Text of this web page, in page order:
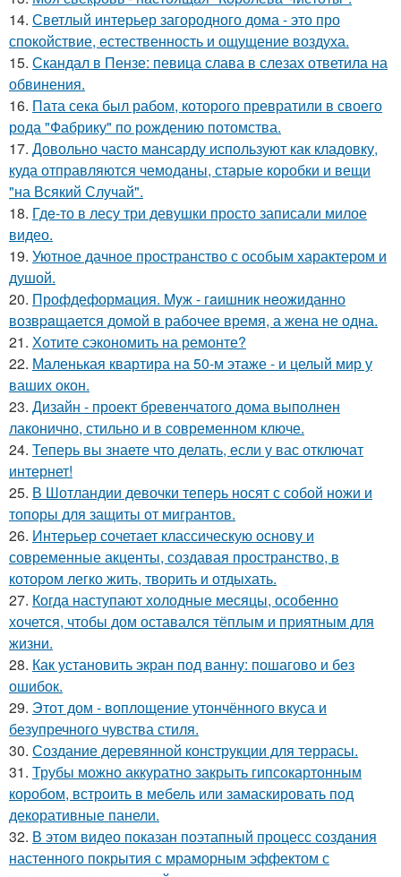
14. Светлый интерьер загородного дома - это про
спокойствие, естественность и ощущение воздуха.
15. Скандал в Пензе: певица слава в слезах ответила на
обвинения.
16. Пата сека был рабом, которого превратили в своего
рода "Фабрику" по рождению потомства.
17. Довольно часто мансарду используют как кладовку,
куда отправляются чемоданы, старые коробки и вещи
"на Всякий Случай".
18. Гдe-то в лесу три девушки просто записали милое
видео.
19. Уютное дачное пространство с особым характером и
душой.
20. Профдеформация. Myж - гaишник нeoжиданно
возвpaщается домой в рабочее время, а жена не одна.
21. Хотите сэкономить на ремонте?
22. Маленькая квартира на 50-м этаже - и целый мир у
ваших окон.
23. Дизайн - проект бревенчатого дома выполнен
лаконично, стильно и в современном ключе.
24. Теперь вы знаете что делать, если у вас отключат
интернет!
25. В Шотландии девочки теперь носят с собой ножи и
топоры для защиты от мигрантов.
26. Интерьер сочетает классическую основу и
современные акценты, создавая пространство, в
котором легко жить, творить и отдыхать.
27. Когда наступают холодные месяцы, особенно
хочется, чтобы дом оставался тёплым и приятным для
жизни.
28. Как установить экран под ванну: пошагово и без
ошибок.
29. Этот дом - воплощение утончённого вкуса и
безупречного чувства стиля.
30. Создание деревянной конструкции для террасы.
31. Трубы можно аккуратно закрыть гипсокартонным
коробом, встроить в мебель или замаскировать под
декоративные панели.
32. В этом видео показан поэтапный процесс создания
настенного покрытия с мраморным эффектом с